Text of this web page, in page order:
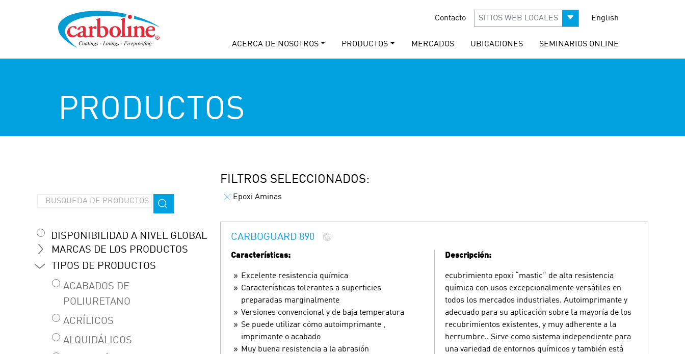
Contacto SITIOS WEB LOCALES English
ACERCA DE NOSOTROS PRODUCTOS MERCADOS UBICACIONES SEMINARIOS ONLINE
PRODUCTOS
DISPONIBILIDAD A NIVEL GLOBAL
MARCAS DE LOS PRODUCTOS
TIPOS DE PRODUCTOS
ACABADOS DE
POLIURETANO
ACRÍLICOS
ALQUIDÁLICOS
FILTROS SELECCIONADOS:
Epoxi Aminas
CARBOGUARD 890
Características:
Excelente resistencia química
Características tolerantes a superficies
preparadas marginalmente
Versiones convencional y de baja temperatura
Se puede utilizar cómo autoimprimante ,
imprimante o acabado
Muy buena resistencia a la abrasión
Descripción:
ecubrimiento epoxi “mastic” de alta resistencia
química con usos excepcionalmente versátiles en
todos los mercados industriales. Autoimprimante y
adecuado para su aplicación sobre la mayoría de los
recubrimientos existentes, y muy adherente a la
herrumbre.. Sirve como sistema independiente para
una variedad de entornos químicos y también está